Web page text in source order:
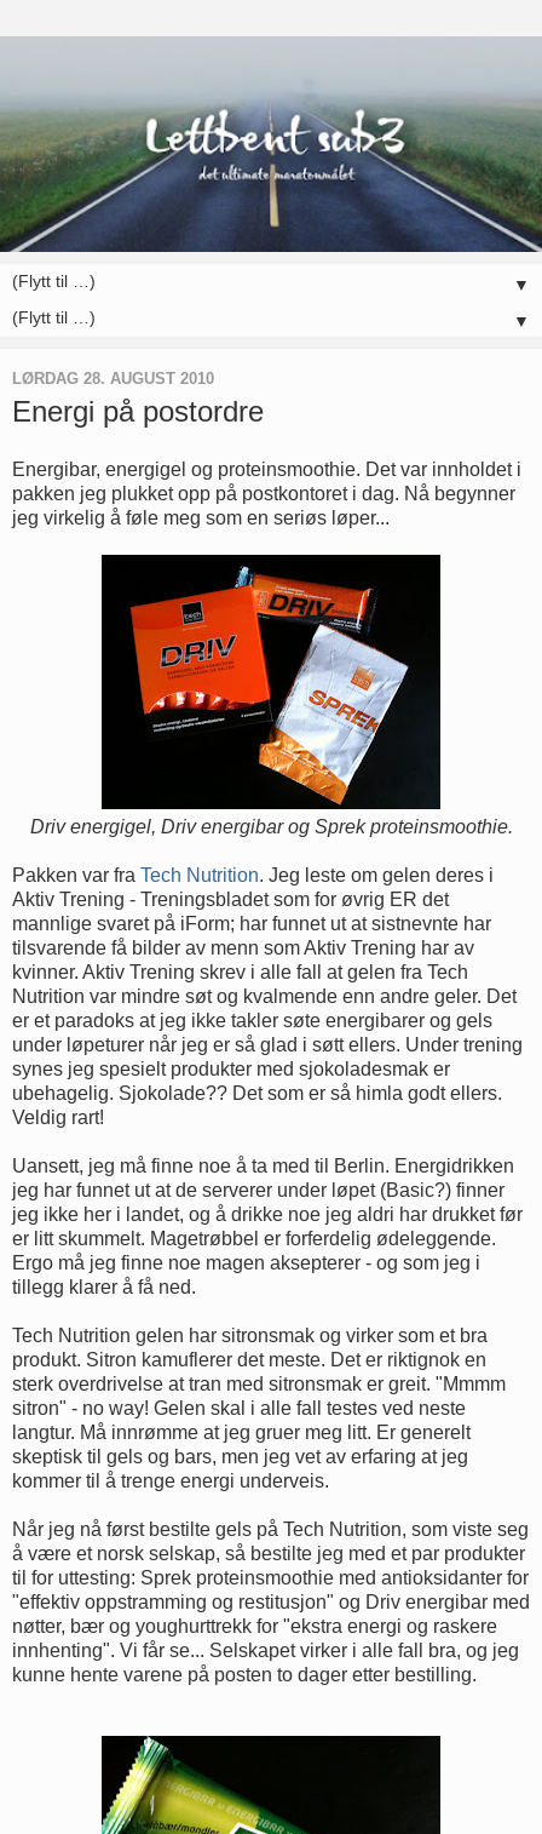
▼
▼
LØRDAG 28. AUGUST 2010
Energi på postordre
Energibar, energigel og proteinsmoothie. Det var innholdet i
pakken jeg plukket opp på postkontoret i dag. Nå begynner
jeg virkelig å føle meg som en seriøs løper...
Driv energigel, Driv energibar og Sprek proteinsmoothie.
Pakken var fra Tech Nutrition. Jeg leste om gelen deres i
Aktiv Trening - Treningsbladet som for øvrig ER det
mannlige svaret på iForm; har funnet ut at sistnevnte har
tilsvarende få bilder av menn som Aktiv Trening har av
kvinner. Aktiv Trening skrev i alle fall at gelen fra Tech
Nutrition var mindre søt og kvalmende enn andre geler. Det
er et paradoks at jeg ikke takler søte energibarer og gels
under løpeturer når jeg er så glad i søtt ellers. Under trening
synes jeg spesielt produkter med sjokoladesmak er
ubehagelig. Sjokolade?? Det som er så himla godt ellers.
Veldig rart!
Uansett, jeg må finne noe å ta med til Berlin. Energidrikken
jeg har funnet ut at de serverer under løpet (Basic?) finner
jeg ikke her i landet, og å drikke noe jeg aldri har drukket før
er litt skummelt. Magetrøbbel er forferdelig ødeleggende.
Ergo må jeg finne noe magen aksepterer - og som jeg i
tillegg klarer å få ned.
Tech Nutrition gelen har sitronsmak og virker som et bra
produkt. Sitron kamuflerer det meste. Det er riktignok en
sterk overdrivelse at tran med sitronsmak er greit. "Mmmm
sitron" - no way! Gelen skal i alle fall testes ved neste
langtur. Må innrømme at jeg gruer meg litt. Er generelt
skeptisk til gels og bars, men jeg vet av erfaring at jeg
kommer til å trenge energi underveis.
Når jeg nå først bestilte gels på Tech Nutrition, som viste seg
å være et norsk selskap, så bestilte jeg med et par produkter
til for uttesting: Sprek proteinsmoothie med antioksidanter for
"effektiv oppstramming og restitusjon" og Driv energibar med
nøtter, bær og youghurttrekk for "ekstra energi og raskere
innhenting". Vi får se... Selskapet virker i alle fall bra, og jeg
kunne hente varene på posten to dager etter bestilling.